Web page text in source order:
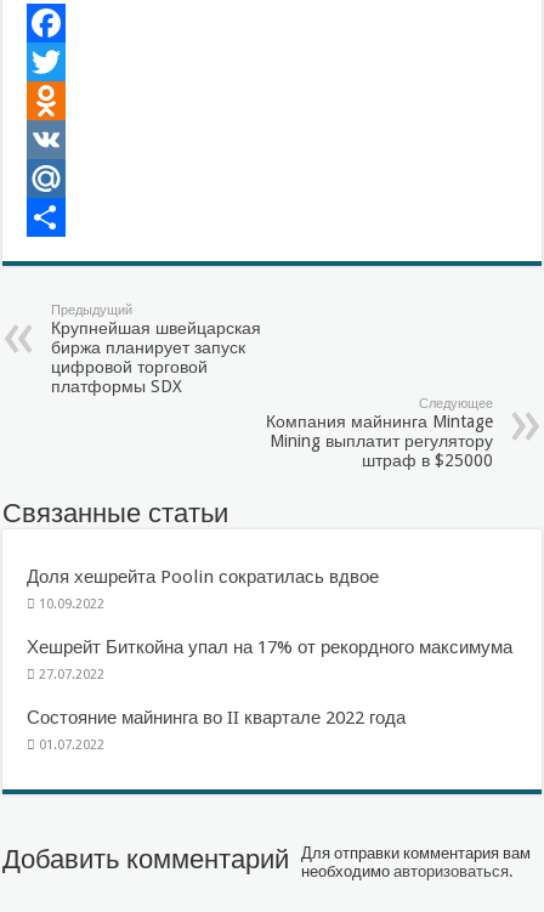
Facebook
Twitter
Odnoklassniki
VK
Mail.Ru
Предыдущий
Крупнейшая швейцарская
биржа планирует запуск
цифровой торговой
платформы SDX
Следующее
Компания майнинга Mintage
Mining выплатит регулятору
штраф в $25000
Связанные статьи
Доля хешрейта Poolin сократилась вдвое
10.09.2022
Хешрейт Биткойна упал на 17% от рекордного максимума
27.07.2022
Состояние майнинга во II квартале 2022 года
01.07.2022
Добавить комментарий
Для отправки комментария вам
необходимоавторизоваться.